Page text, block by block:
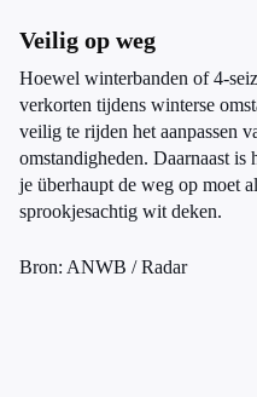
Veilig op weg
Hoewel winterbanden of 4-
verkorten tijdens winterse
veilig te rijden het aanpassen
omstandigheden. Daarnaast
je überhaupt de weg op moet
sprookjesachtig wit deken.
Bron: ANWB / Radar